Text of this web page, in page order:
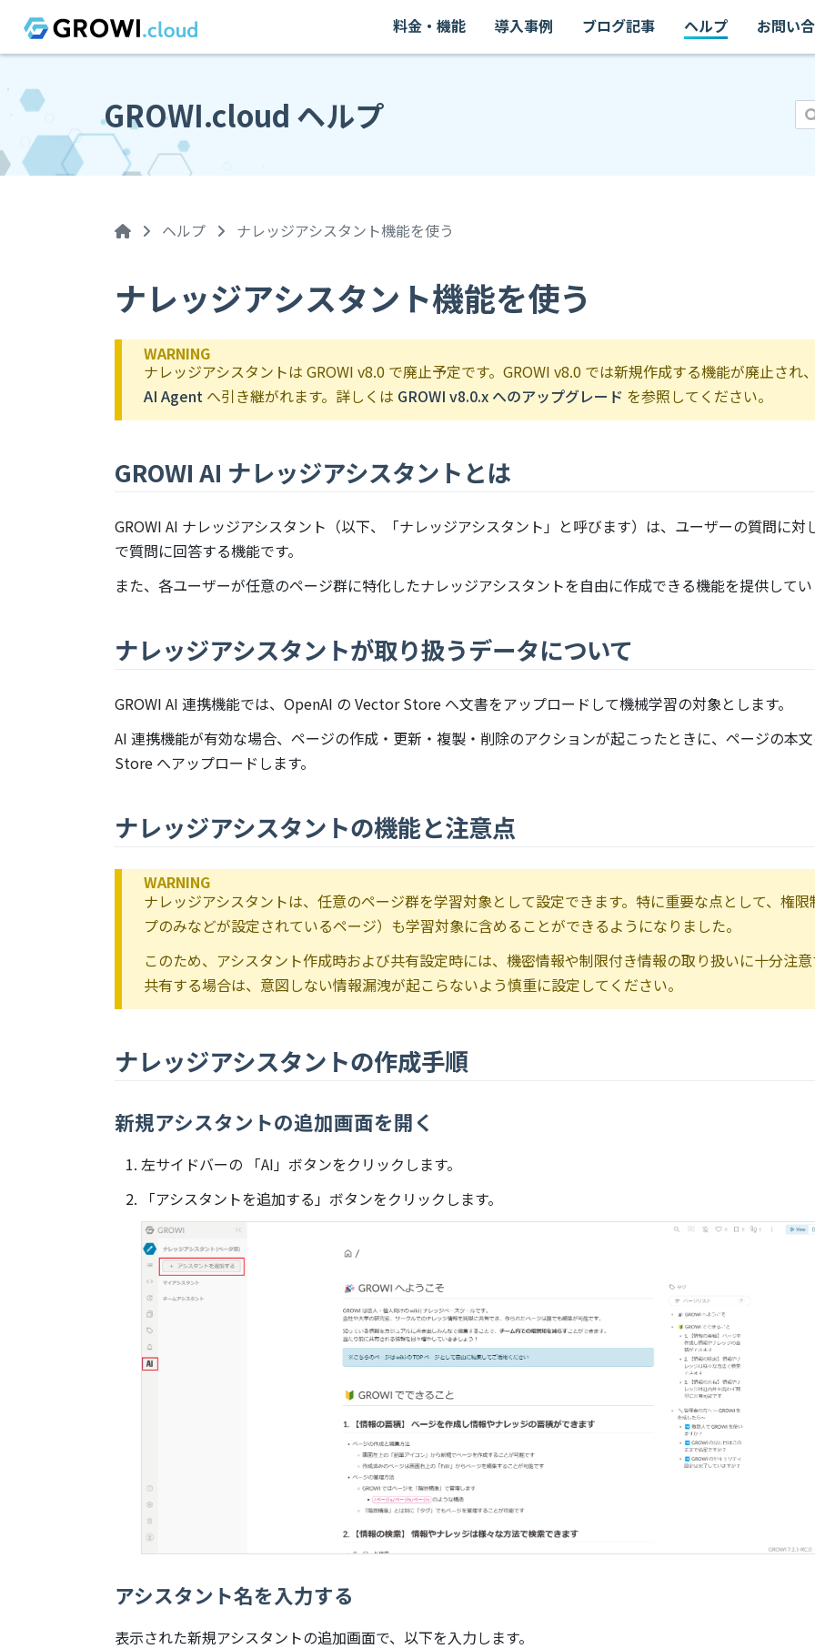
料金・機能 導入事例 ブログ記事 ヘルプ お問い
GROWI.cloud ヘルプ
ヘルプ ナレッジアシスタント機能を使う
ナレッジアシスタント機能を使う
WARNING
ナレッジアシスタントは GROWI v8.0 で廃止予定です。GROWI v8.0 では新規作成する機能が廃止され
AI Agent へ引き継がれます。詳しくは GROWI v8.0.x へのアップグレード を参照してください。
GROWI AI ナレッジアシスタントとは
GROWI AI ナレッジアシスタント（以下、「ナレッジアシスタント」と呼びます）は、ユーザーの質問に対
で質問に回答する機能です。
また、各ユーザーが任意のページ群に特化したナレッジアシスタントを自由に作成できる機能を提供してい
ナレッジアシスタントが取り扱うデータについて
GROWI AI 連携機能では、OpenAI の Vector Store へ文書をアップロードして機械学習の対象とします。
AI 連携機能が有効な場合、ページの作成・更新・複製・削除のアクションが起こったときに、ページの本
Store へアップロードします。
ナレッジアシスタントの機能と注意点
WARNING
ナレッジアシスタントは、任意のページ群を学習対象として設定できます。特に重要な点として、権
プのみなどが設定されているページ）も学習対象に含めることができるようになりました。
このため、アシスタント作成時および共有設定時には、機密情報や制限付き情報の取り扱いに十分注
共有する場合は、意図しない情報漏洩が起こらないよう慎重に設定してください。
ナレッジアシスタントの作成手順
新規アシスタントの追加画面を開く
左サイドバーの 「AI」ボタンをクリックします。
「アシスタントを追加する」ボタンをクリックします。
アシスタント名を入力する
表示された新規アシスタントの追加画面で、以下を入力します。